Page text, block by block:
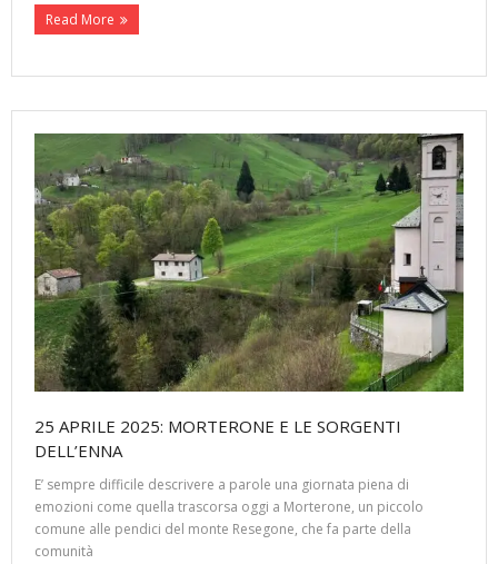
Read More
25 APRILE 2025: MORTERONE E LE SORGENTI
DELL’ENNA
E’ sempre difficile descrivere a parole una giornata piena di
emozioni come quella trascorsa oggi a Morterone, un piccolo
comune alle pendici del monte Resegone, che fa parte della
comunità